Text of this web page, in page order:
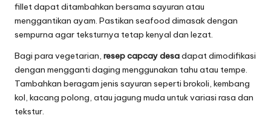
fillet dapat ditambahkan bersama sayuran atau
menggantikan ayam. Pastikan seafood dimasak dengan
sempurna agar teksturnya tetap kenyal dan lezat.
Bagi para vegetarian, resep capcay desadapat dimodifikasi
dengan mengganti daging menggunakan tahu atau tempe.
Tambahkan beragam jenis sayuran seperti brokoli, kembang
kol, kacang polong, atau jagung muda untuk variasi rasa dan
tekstur.